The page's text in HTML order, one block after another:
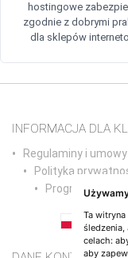
Ta
śledzenia,
celach:
aby
hostingowe
zgodnie z dobrymi
dla sklepów
INFORMACJA DLA
Regulaminy i umowy
Polityka
Program
PL EN DE